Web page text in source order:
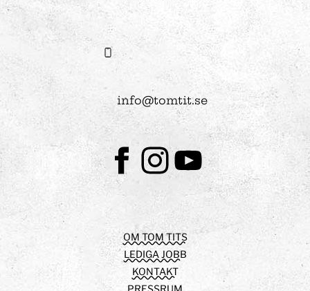
info@tomtit.se
FacebookInstagram
Youtube
OM TOM TITS
LEDIGA JOBB
KONTAKT
PRESSRUM